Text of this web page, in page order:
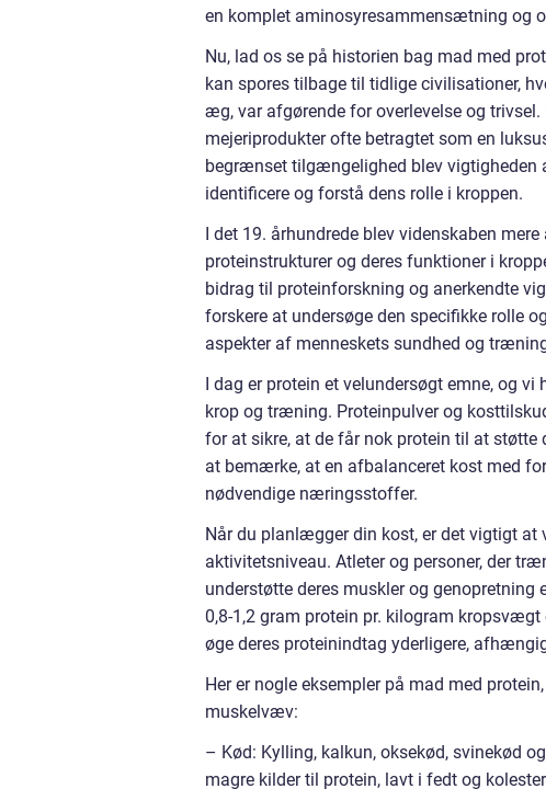
en komplet aminosyresammensætning og
Nu, lad os se på historien bag mad med
kan spores tilbage til tidlige civilisationer,
æg, var afgørende for overlevelse og
mejeriprodukter ofte betragtet som en
begrænset tilgængelighed blev vigtigheden
identificere og forstå dens rolle i kroppen.
I det 19. århundrede blev videnskaben
proteinstrukturer og deres funktioner i
bidrag til proteinforskning og anerkendte
forskere at undersøge den specifikke rolle
aspekter af menneskets sundhed og
I dag er protein et velundersøgt emne, og
krop og træning. Proteinpulver og
for at sikre, at de får nok protein til at
at bemærke, at en afbalanceret kost med
nødvendige næringsstoffer.
Når du planlægger din kost, er det vigtigt
aktivitetsniveau. Atleter og personer, der
understøtte deres muskler og
0,8-1,2 gram protein pr. kilogram
øge deres proteinindtag yderligere,
Her er nogle eksempler på mad med
muskelvæv:
– Kød: Kylling, kalkun, oksekød, svinekød
magre kilder til protein, lavt i fedt og